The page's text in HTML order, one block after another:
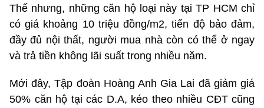
Thế nhưng, những căn hộ loại này tại TP HCM chỉ
có giá khoảng 10 triệu đồng/m2, tiến độ bảo đảm,
đầy đủ nội thất, người mua nhà còn có thể ở ngay
và trả tiền không lãi suất trong nhiều năm.
Mới đây, Tập đoàn Hoàng Anh Gia Lai đã giảm giá
50% căn hộ tại các D.A, kéo theo nhiều CĐT cũng